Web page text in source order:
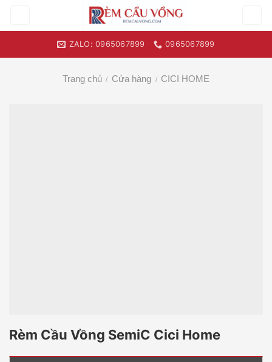
ZALO: 0965067899 0965067899
Trang chủ / Cửa hàng / CICI HOME
Rèm Cầu Vồng SemiC Cici Home